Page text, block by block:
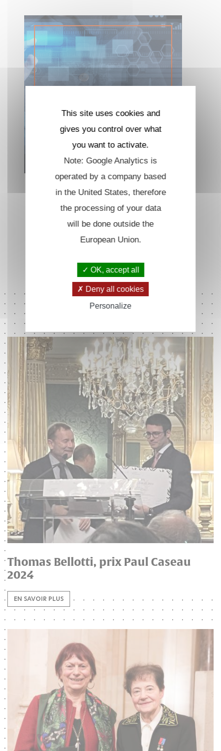
Publications
Actualités
Thomas Bellotti, prix Paul Caseau
2024
EN SAVOIR PLUS
This site uses cookies and
gives you control over what
you want to activate.
Note: Google Analytics is
operated by a company based
in the United States, therefore
the processing of your data
will be done outside the
European Union.
OK, accept all
Deny all cookies
Personalize